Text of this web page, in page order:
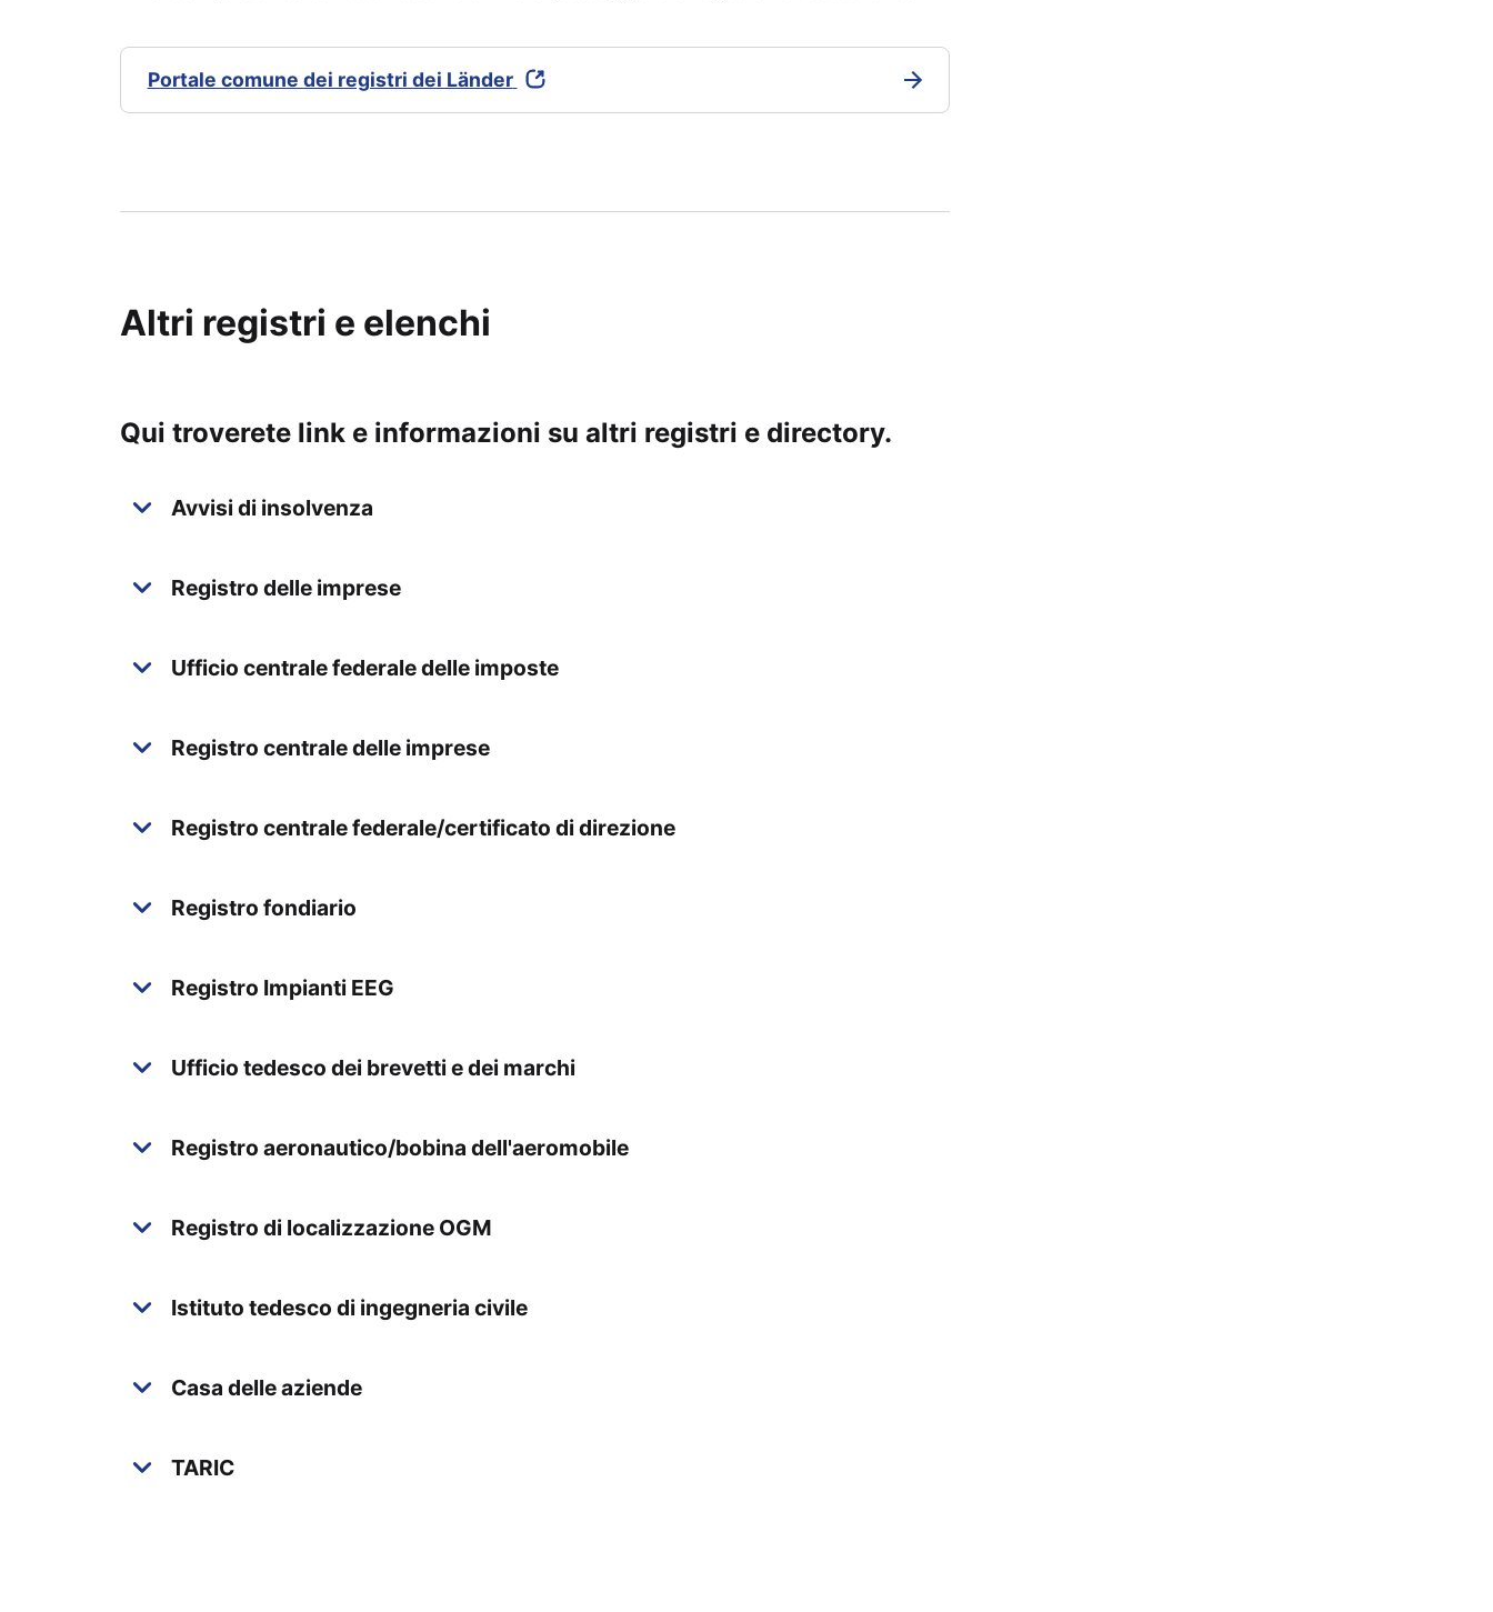
Portale comune dei registri dei Länder
Altri registri e elenchi
Qui troverete link e informazioni su altri registri e directory.
Avvisi di insolvenza
Registro delle imprese
Ufficio centrale federale delle imposte
Registro centrale delle imprese
Registro centrale federale/certificato di direzione
Registro fondiario
Registro Impianti EEG
Ufficio tedesco dei brevetti e dei marchi
Registro aeronautico/bobina dell'aeromobile
Registro di localizzazione OGM
Istituto tedesco di ingegneria civile
Casa delle aziende
TARIC